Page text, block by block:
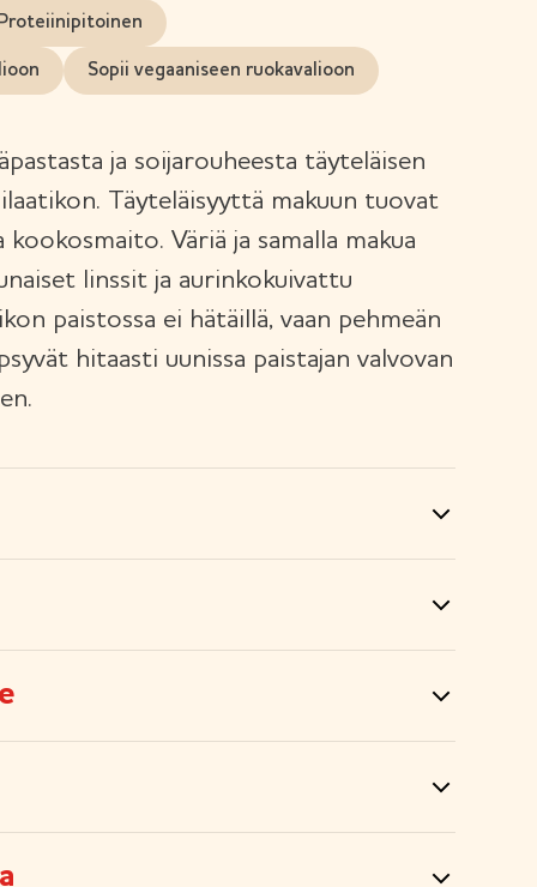
Sopii vegaaniseen ruokavalioon
ja soijarouheesta täyteläisen
Täyteläisyyttä makuun tuovat
Väriä ja samalla makua
linssit ja aurinkokuivattu
paistossa ei hätäillä, vaan pehmeän
hitaasti uunissa paistajan valvovan